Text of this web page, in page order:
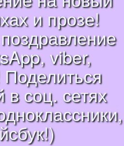
и прозе!
viber,
в соц. сетях